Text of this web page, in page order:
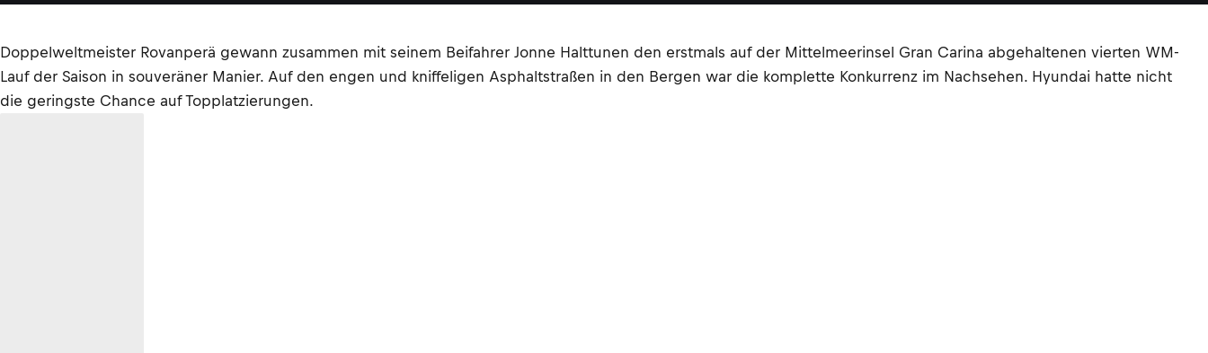
Doppelweltmeister Rovanperä gewann zusammen mit seinem Beifahrer Jonne Halttunen den erstmals auf der Mittelmeerinsel Gran Carina abgehaltenen vierten WM-
Lauf der Saison in souveräner Manier. Auf den engen und kniffeligen Asphaltstraßen in den Bergen war die komplette Konkurrenz im Nachsehen. Hyundai hatte nicht
die geringste Chance auf Topplatzierungen.